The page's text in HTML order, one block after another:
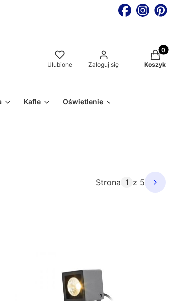
Ulubione Zaloguj się Koszyk
Kafle Oświetlenie
Strona z 5